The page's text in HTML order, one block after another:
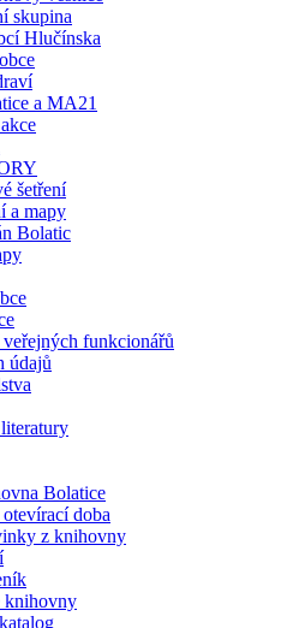
skupina
Hlučínska
a MA21
šetření
a mapy
Bolatic
funkcionářů
údajů
Bolatice
doba
z knihovny
knihovny